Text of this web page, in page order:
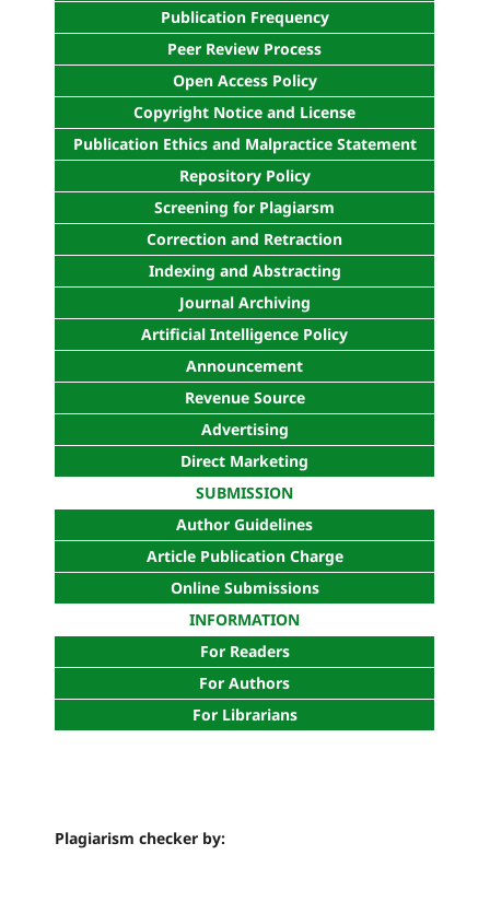
Publication Frequency
Peer Review Process
Open Access Policy
Copyright Notice and License
Publication Ethics and Malpractice Statement
Repository Policy
Screening for Plagiarsm
Correction and Retraction
Indexing and Abstracting
Journal Archiving
Artificial Intelligence Policy
Announcement
Revenue Source
Advertising
Direct Marketing
SUBMISSION
Author Guidelines
Article Publication Charge
Online Submissions
INFORMATION
For Readers
For Authors
For Librarians
Plagiarism checker by: